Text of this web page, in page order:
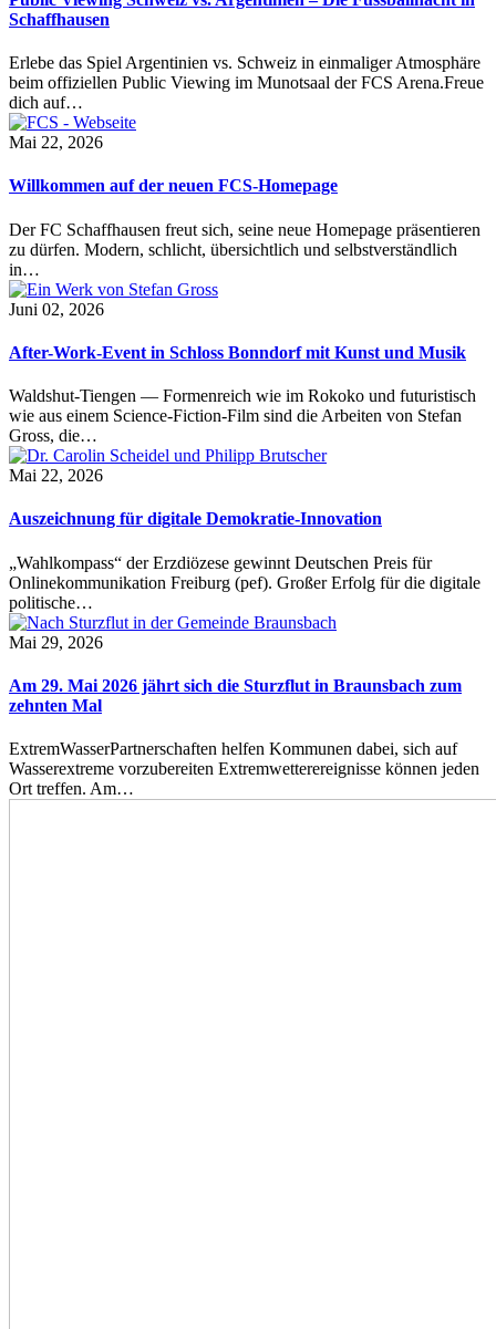
Schaffhausen
Erlebe das Spiel Argentinien vs. Schweiz in einmaliger Atmosphäre
beim offiziellen Public Viewing im Munotsaal der FCS Arena.Freue
dich auf…
Mai 22, 2026
Willkommen auf der neuen FCS-Homepage
Der FC Schaffhausen freut sich, seine neue Homepage präsentieren
zu dürfen. Modern, schlicht, übersichtlich und selbstverständlich
in…
Juni 02, 2026
After-Work-Event in Schloss Bonndorf mit Kunst und Musik
Waldshut-Tiengen — Formenreich wie im Rokoko und futuristisch
wie aus einem Science-Fiction-Film sind die Arbeiten von Stefan
Gross, die…
Mai 22, 2026
Auszeichnung für digitale Demokratie-Innovation
„Wahlkompass“ der Erzdiözese gewinnt Deutschen Preis für
Onlinekommunikation Freiburg (pef). Großer Erfolg für die digitale
politische…
Mai 29, 2026
Am 29. Mai 2026 jährt sich die Sturzflut in Braunsbach zum
zehnten Mal
ExtremWasserPartnerschaften helfen Kommunen dabei, sich auf
Wasserextreme vorzubereiten Extremwetterereignisse können jeden
Ort treffen. Am…